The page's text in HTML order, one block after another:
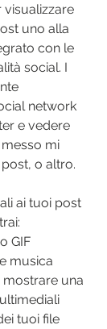
visualizzare
uno alla
con le
social. I
network
e vedere
mi
o altro.
ai tuoi post
GIF
musica
una
tuoi file